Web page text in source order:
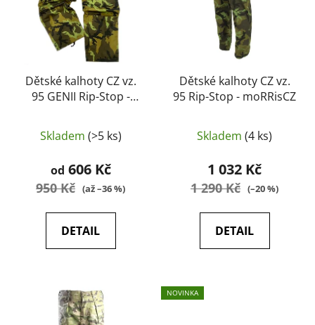
Dětské kalhoty CZ vz.
95 GENII Rip-Stop -
Skladem (>5 ks)
od 606 Kč
950 Kč (až –36 %)
DETAIL
Dětské kalhoty CZ vz.
95 Rip-Stop - moRRisCZ
Skladem (4 ks)
1 032 Kč
1 290 Kč (–20 %)
DETAIL
NOVINKA